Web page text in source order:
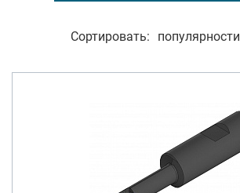
Сортировать: популярности